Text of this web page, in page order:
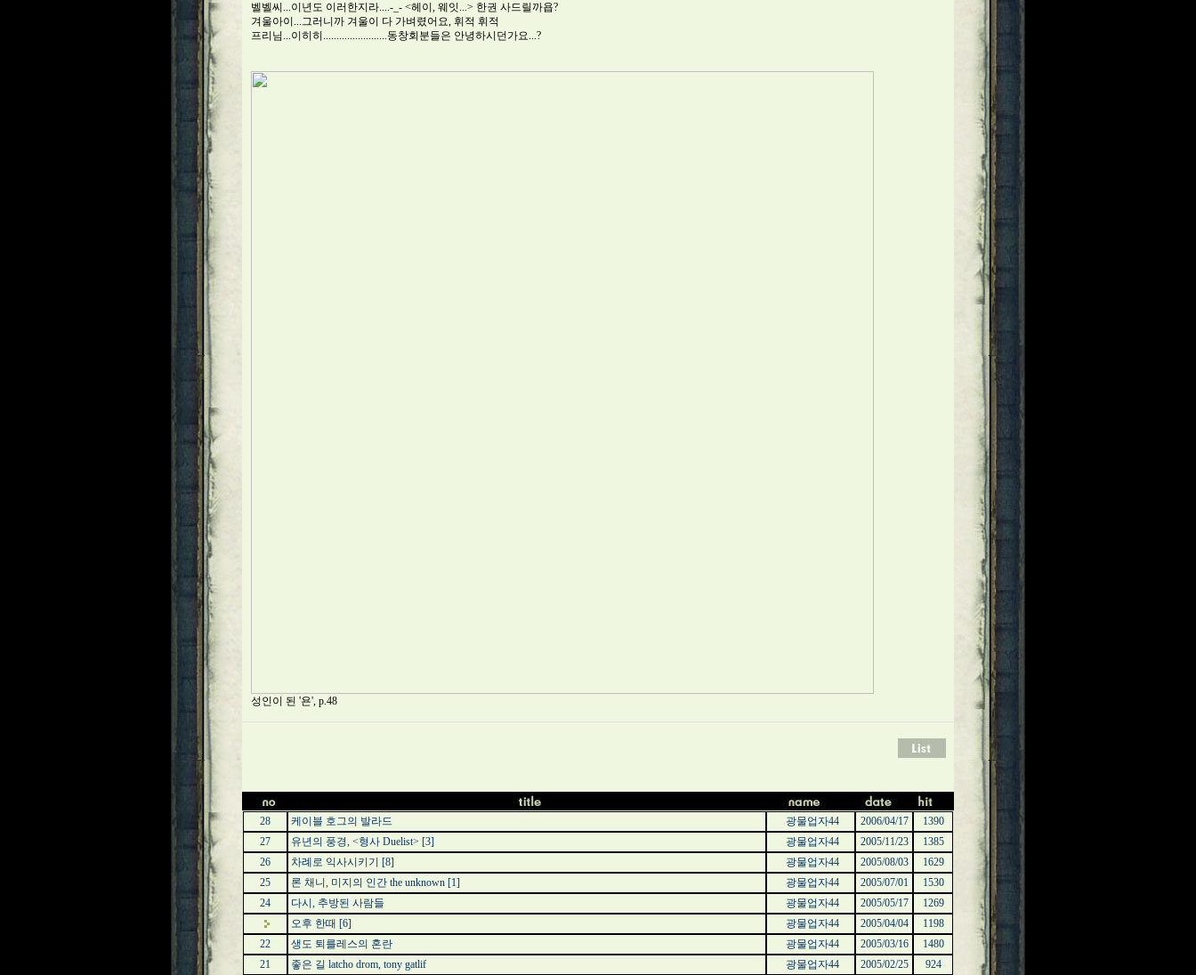
벨벨씨...이년도 이러한지라....-_- <헤이, 웨잇...> 한권 사드릴까욥?
겨울아이...그러니까 겨울이 다 가벼렸어요, 휘적 휘적
프리님...이히히........................동창회분들은 안녕하시던가요...?
성인이 된 '욘', p.48
28 케이블 호그의 발라드 광물업자44 2006/04/17
1390
27
유년의 풍경, <형사 Duelist> [3] 광물업자44 2005/11/23
1385
26
차례로 익사시키기 [8] 광물업자44 2005/08/03
1629
25
론 채니, 미지의 인간 the unknown [1] 광물업자44 2005/07/01
1530
24
다시, 추방된 사람들 광물업자44 2005/05/17
1269
오후 한때 [6] 광물업자44 2005/04/04
1198
22
생도 퇴를레스의 혼란 광물업자44 2005/03/16
1480
21
좋은 길 latcho drom, tony gatlif 광물업자44 2005/02/25 924